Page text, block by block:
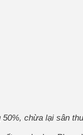
chừa lại sân